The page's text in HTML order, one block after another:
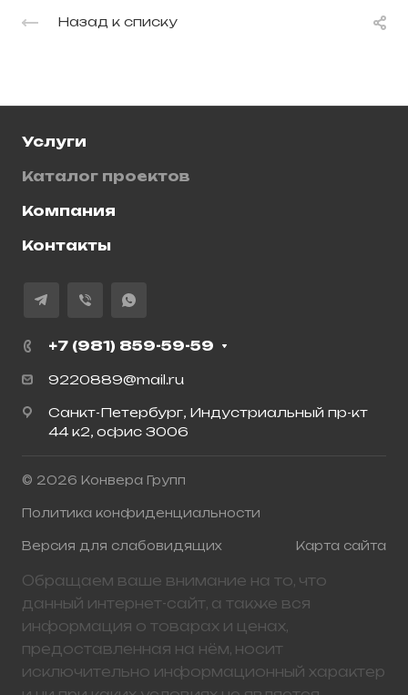
Назад к списку
Услуги
Каталог проектов
Компания
Контакты
+7 (981) 859-59-59
9220889@mail.ru
Санкт-Петербург, Индустриальный пр-кт
44 к2, офис 3006
© 2026 Конвера Групп
Политика конфиденциальности
Версия для слабовидящих Карта сайта
Обращаем ваше внимание на то, что
данный интернет-сайт, а также вся
информация о товарах и ценах,
предоставленная на нём, носит
исключительно информационный характер